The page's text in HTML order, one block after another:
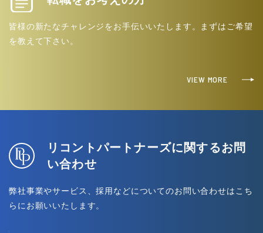
皆様の新たなチャレンジをお手伝いいたします。まずはご希望
を教えて下さい。
VIEW MORE
リコントパートナーズに関するお問
い合わせ
弊社事業やサービス、採用などについてのお問い合わせはこち
らにお願いいたします。